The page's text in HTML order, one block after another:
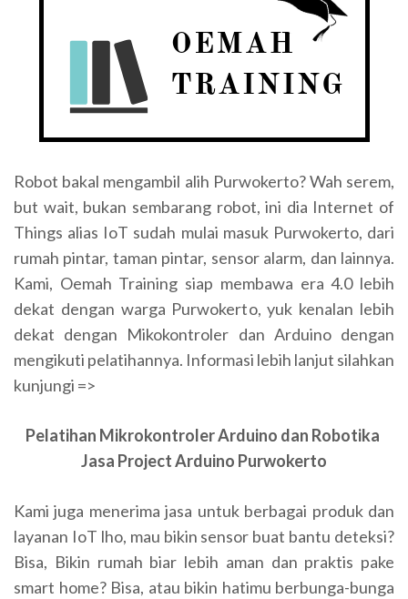
Robot bakal mengambil alih Purwokerto? Wah serem,
but wait, bukan sembarang robot, ini dia Internet of
Things alias IoT sudah mulai masuk Purwokerto, dari
rumah pintar, taman pintar, sensor alarm, dan lainnya.
Kami, Oemah Training siap membawa era 4.0 lebih
dekat dengan warga Purwokerto, yuk kenalan lebih
dekat dengan Mikokontroler dan Arduino dengan
mengikuti pelatihannya. Informasi lebih lanjut silahkan
kunjungi =>
Pelatihan Mikrokontroler Arduino dan Robotika
Jasa Project Arduino Purwokerto
Kami juga menerima jasa untuk berbagai produk dan
layanan IoT lho, mau bikin sensor buat bantu deteksi?
Bisa, Bikin rumah biar lebih aman dan praktis pake
smart home? Bisa, atau bikin hatimu berbunga-bunga